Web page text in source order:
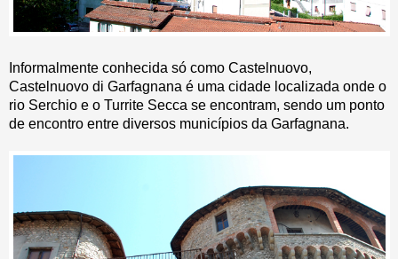
Informalmente conhecida só como Castelnuovo,
Castelnuovo di Garfagnana é uma cidade localizada onde o
rio Serchio e o Turrite Secca se encontram, sendo um ponto
de encontro entre diversos municípios da Garfagnana.